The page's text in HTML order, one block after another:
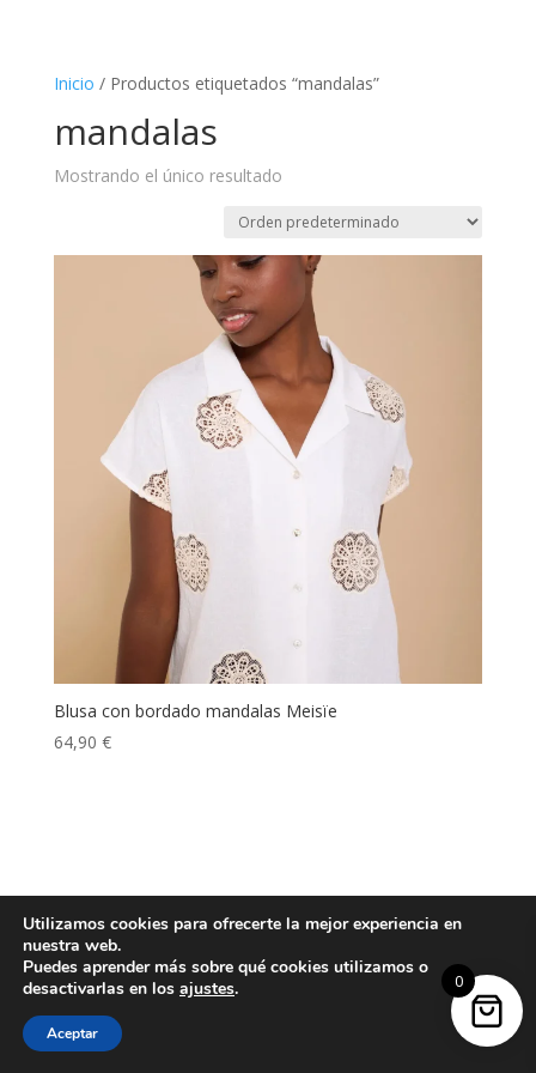
Inicio / Productos etiquetados “mandalas”
mandalas
Mostrando el único resultado
Blusa con bordado mandalas Meisïe
64,90 €
Utilizamos cookies para ofrecerte la mejor experiencia en
nuestra web.
Puedes aprender más sobre qué cookies utilizamos o
desactivarlas en los ajustes.
Aceptar
0